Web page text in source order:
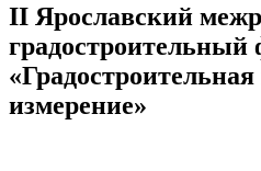
II Ярославский
градостроительный
измерение»